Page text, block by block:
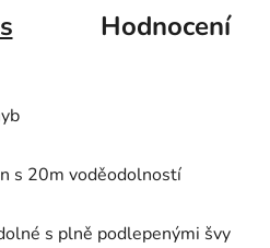
Hodnocení
s 20m voděodolností
s plně podlepenými švy